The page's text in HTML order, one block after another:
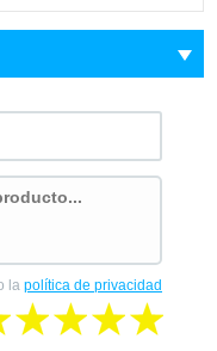
la política de privacidad